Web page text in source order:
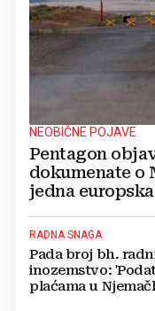
NEOBIČNE POJAVE
Pentagon
dokumenate o
jedna
RADNA SNAGA
Pada broj bh.
inozemstvo:
plaćama u